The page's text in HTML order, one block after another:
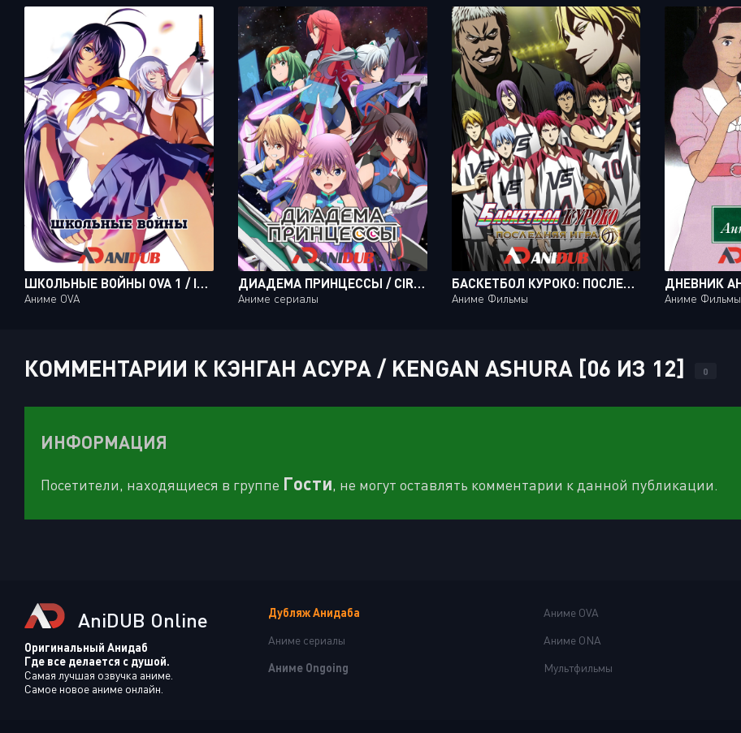
ШКОЛЬНЫЕ ВОЙНЫ OVA 1 / IKKITOUSEN: SHUUGAKU TOUSHI KEPPUU-ROKU OVA 1
Аниме OVA
ДИАДЕМА ПРИНЦЕССЫ / CIRCLET PRINCESS [12 ИЗ 12]
Аниме сериалы
БАСКЕТБОЛ КУРОКО: ПОСЛЕДНЯЯ ИГРА / GEKIJOUBAN KUROKO NO BASUKE: LAST GAME [MOVIE]
Аниме Фильмы Аниме Фильмы
КОММЕНТАРИИ К КЭНГАН АСУРА / KENGAN ASHURA [06 ИЗ 12] 0
ИНФОРМАЦИЯ
Посетители, находящиеся в группе Гости, не могут оставлять комментарии к данной публикации.
AniDUB Online
Оригинальный Анидаб
Где все делается с душой.
Самая лучшая озвучка аниме.
Самое новое аниме онлайн.
Дубляж Анидаба
Аниме сериалы
Аниме Ongoing
Аниме OVA
Аниме ONA
Мультфильмы